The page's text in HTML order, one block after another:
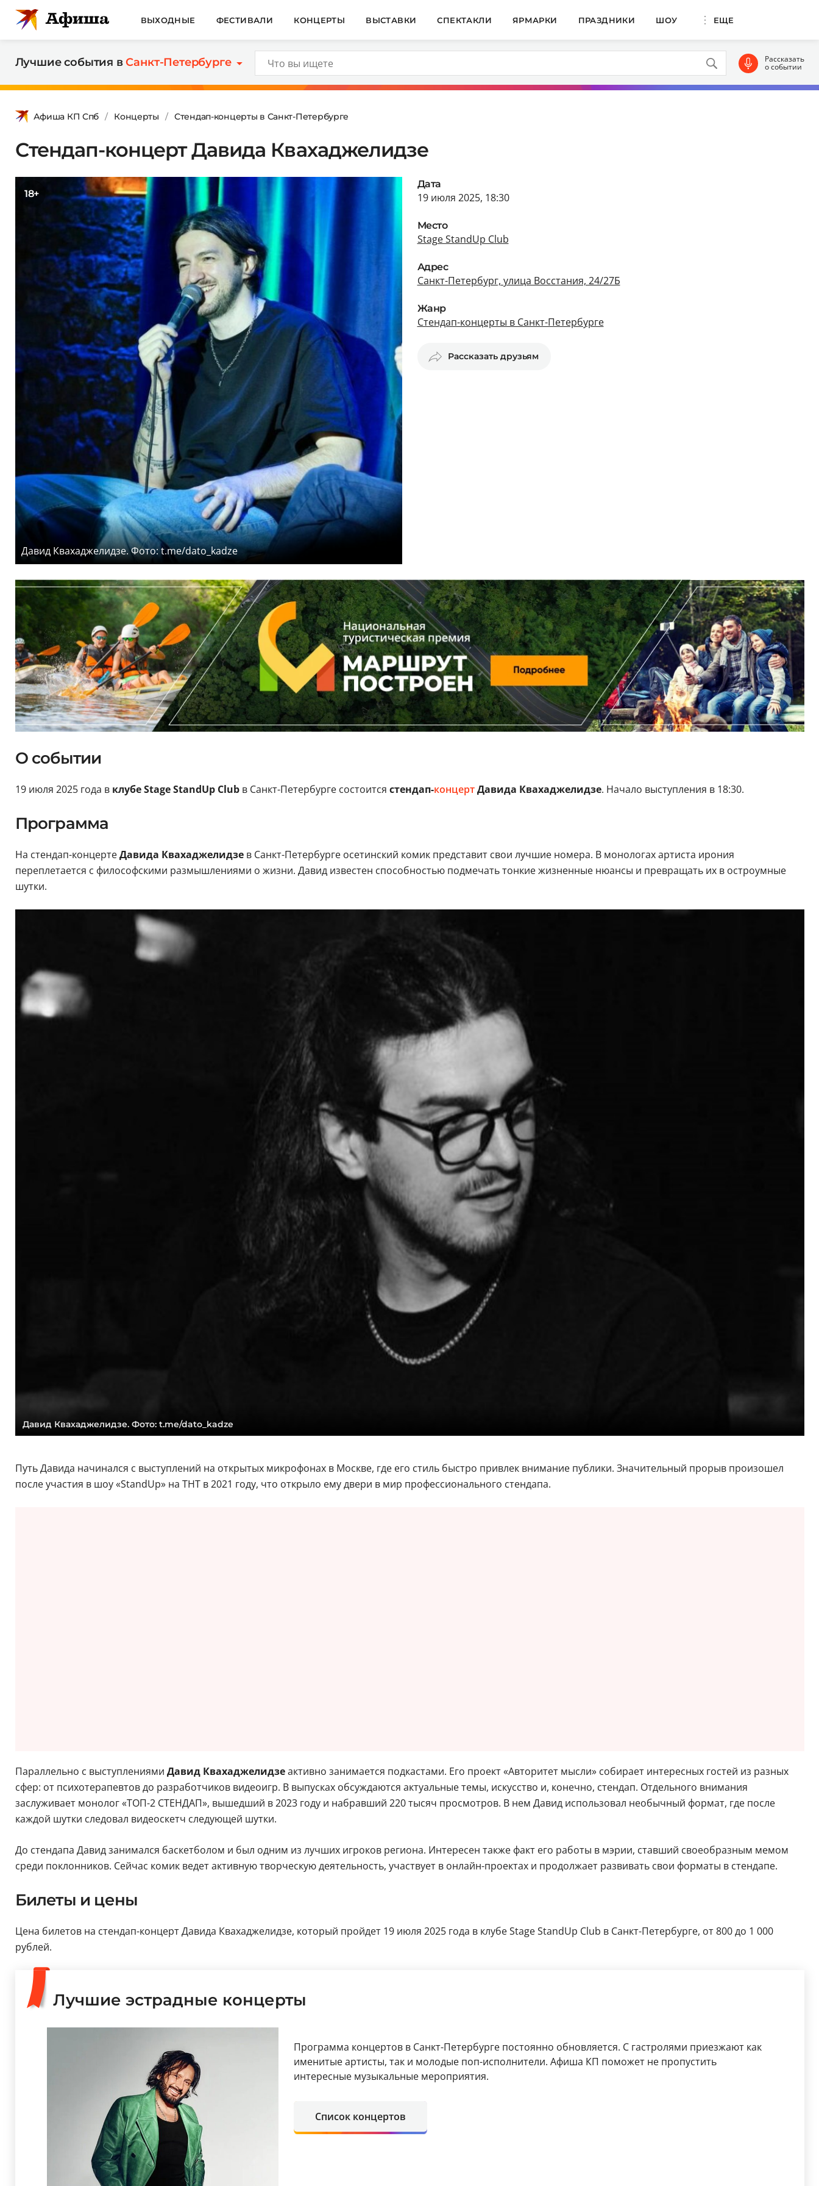
ВЫХОДНЫЕ ФЕСТИВАЛИ КОНЦЕРТЫ ВЫСТАВКИ СПЕКТАКЛИ ЯРМАРКИ ПРАЗДНИКИ ШОУ ЕЩЕ
Лучшие события вСанкт-Петербурге Рассказать
о событии
Афиша КП Спб Концерты Стендап-концерты в Санкт-Петербурге
Стендап-концерт Давида Квахаджелидзе
18+
Давид Квахаджелидзе. Фото: t.me/dato_kadze
Дата
19 июля 2025, 18:30
Место
Stage StandUp Club
Адрес
Санкт-Петербург, улица Восстания, 24/27Б
Жанр
Стендап-концерты в Санкт-Петербурге
Рассказать друзьям
О событии
19 июля 2025 года вклубе Stage StandUp Clubв Санкт-Петербурге состоится стендап-концертДавида Квахаджелидзе. Начало выступления в 18:30.
Программа
На стендап-концертеДавида Квахаджелидзев Санкт-Петербурге осетинский комик представит свои лучшие номера. В монологах артиста ирония
переплетается с философскими размышлениями о жизни. Давид известен способностью подмечать тонкие жизненные нюансы и превращать их в остроумные
шутки.
Давид Квахаджелидзе. Фото: t.me/dato_kadze
Путь Давида начинался с выступлений на открытых микрофонах в Москве, где его стиль быстро привлек внимание публики. Значительный прорыв произошел
после участия в шоу «StandUp» на ТНТ в 2021 году, что открыло ему двери в мир профессионального стендапа.
Параллельно с выступлениями Давид Квахаджелидзеактивно занимается подкастами. Его проект «Авторитет мысли» собирает интересных гостей из разных
сфер: от психотерапевтов до разработчиков видеоигр. В выпусках обсуждаются актуальные темы, искусство и, конечно, стендап. Отдельного внимания
заслуживает монолог «ТОП-2 СТЕНДАП», вышедший в 2023 году и набравший 220 тысяч просмотров. В нем Давид использовал необычный формат, где после
каждой шутки следовал видеоскетч следующей шутки.
До стендапа Давид занимался баскетболом и был одним из лучших игроков региона. Интересен также факт его работы в мэрии, ставший своеобразным мемом
среди поклонников. Сейчас комик ведет активную творческую деятельность, участвует в онлайн-проектах и продолжает развивать свои форматы в стендапе.
Билеты и цены
Цена билетов на стендап-концерт Давида Квахаджелидзе, который пройдет 19 июля 2025 года в клубе Stage StandUp Club в Санкт-Петербурге, от 800 до 1 000
рублей.
Лучшие эстрадные концерты
Программа концертов в Санкт-Петербурге постоянно обновляется. С гастролями приезжают как
именитые артисты, так и молодые поп-исполнители. Афиша КП поможет не пропустить
интересные музыкальные мероприятия.
Список концертов